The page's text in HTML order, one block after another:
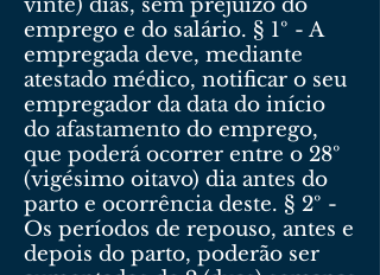
vinte) dias, sem prejuízo do
emprego e do salário. § 1º - A
empregada deve, mediante
atestado médico, notificar o seu
empregador da data do início
do afastamento do emprego,
que poderá ocorrer entre o 28º
(vigésimo oitavo) dia antes do
parto e ocorrência deste. § 2º -
Os períodos de repouso, antes e
depois do parto, poderão ser